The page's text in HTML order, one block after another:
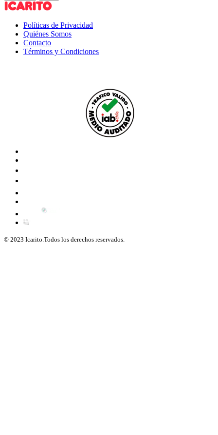
Políticas de Privacidad
Quiénes Somos
Contacto
Términos y Condiciones
© 2023 Icarito.Todos los derechos reservados.